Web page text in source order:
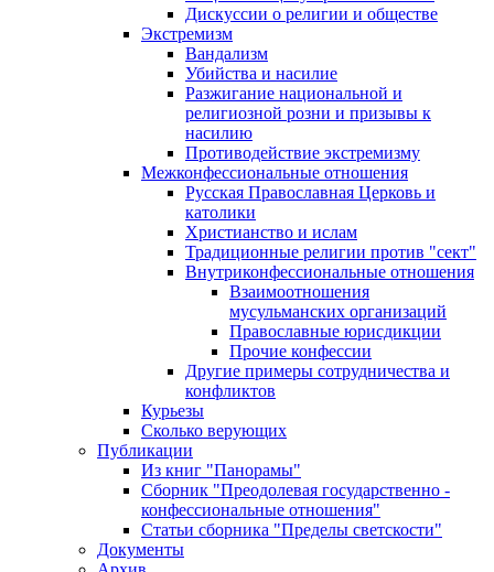
Дискуссии о религии и обществе
Экстремизм
Вандализм
Убийства и насилие
Разжигание национальной и
религиозной розни и призывы к
насилию
Противодействие экстремизму
Межконфессиональные отношения
Русская Православная Церковь и
католики
Христианство и ислам
Традиционные религии против "сект"
Внутриконфессиональные отношения
Взаимоотношения
мусульманских организаций
Православные юрисдикции
Прочие конфессии
Другие примеры сотрудничества и
конфликтов
Курьезы
Сколько верующих
Публикации
Из книг "Панорамы"
Сборник "Преодолевая государственно -
конфессиональные отношения"
Статьи сборника "Пределы светскости"
Документы